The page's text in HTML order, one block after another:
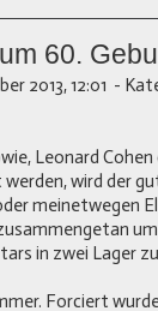
60.
2013, 12:01 -
Leonard
wird der
meinetwegen
in zwei Lager
Forciert